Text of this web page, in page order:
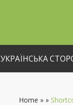
УКРАЇНСЬКА
Home » »